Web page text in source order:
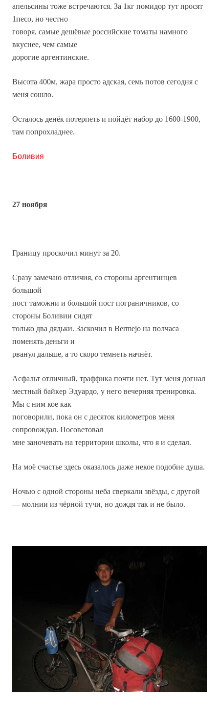
апельсины тоже встречаются. За 1кг помидор тут просят
1песо, но честно
говоря, самые дешёвые российские томаты намного
вкуснее, чем самые
дорогие аргентинские.
Высота 400м, жара просто адская, семь потов сегодня с
меня сошло.
Осталось денёк потерпеть и пойдёт набор до 1600-1900,
там попрохладнее.
Боливия
27 ноября
Границу проскочил минут за 20.
Сразу замечаю отличия, со стороны аргентинцев
большой
пост таможни и большой пост пограничников, со
стороны Боливии сидят
только два дядьки. Заскочил в Bermejo на полчаса
поменять деньги и
рванул дальше, а то скоро темнеть начнёт.
Асфальт отличный, траффика почти нет. Тут меня догнал
местный байкер Эдуардо, у него вечерняя тренировка.
Мы с ним кое как
поговорили, пока он с десяток километров меня
сопровождал. Посоветовал
мне заночевать на территории школы, что я и сделал.
На моё счастье здесь оказалось даже некое подобие душа.
Ночью с одной стороны неба сверкали звёзды, с другой
— молнии из чёрной тучи, но дождя так и не было.